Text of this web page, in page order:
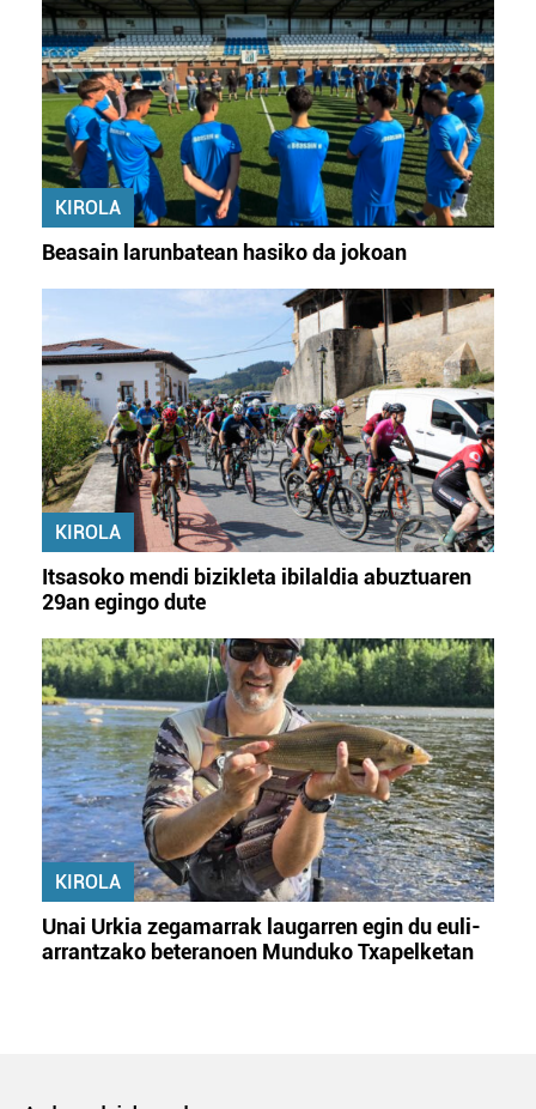
KIROLA
Beasain larunbatean hasiko da jokoan
KIROLA
Itsasoko mendi bizikleta ibilaldia abuztuaren
29an egingo dute
KIROLA
Unai Urkia zegamarrak laugarren egin du euli-
arrantzako beteranoen Munduko Txapelketan